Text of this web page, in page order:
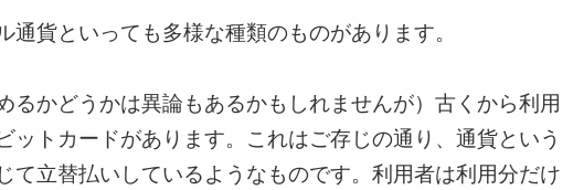
通貨といっても多様な種類のものがあります。
るかどうかは異論もあるかもしれませんが）古くから利用
ットカードがあります。これはご存じの通り、通貨という
て立替払いしているようなものです。利用者は利用分だけ